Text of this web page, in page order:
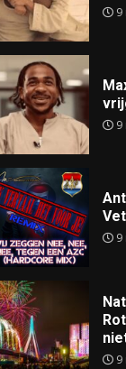
9
9
9
9